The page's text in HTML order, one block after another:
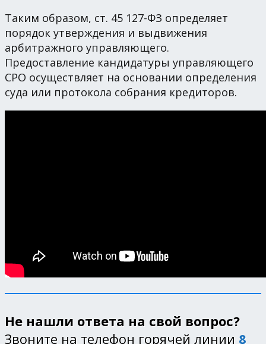
Таким образом, ст. 45 127-ФЗ определяет
порядок утверждения и выдвижения
арбитражного управляющего.
Предоставление кандидатуры управляющего
СРО осуществляет на основании определения
суда или протокола собрания кредиторов.
Не нашли ответа на свой вопрос?
Звоните на телефон горячей линии 8